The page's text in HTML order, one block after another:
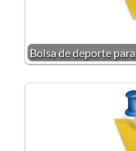
Bolsa de deporte